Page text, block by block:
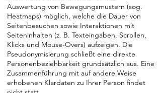
Auswertung von Bewegungsmustern (sog.
Heatmaps) möglich, welche die Dauer von
Seitenbesuchen sowie Interaktionen mit
Seiteninhalten (z. B. Texteingaben, Scrollen,
Klicks und Mouse-Overs) aufzeigen. Die
Pseudonymisierung schließt eine direkte
Personenbeziehbarkeit grundsätzlich aus. Eine
Zusammenführung mit auf andere Weise
erhobenen Klardaten zu Ihrer Person findet